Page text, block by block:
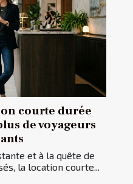
courte durée
de voyageurs
et à la quête de
la location courte...